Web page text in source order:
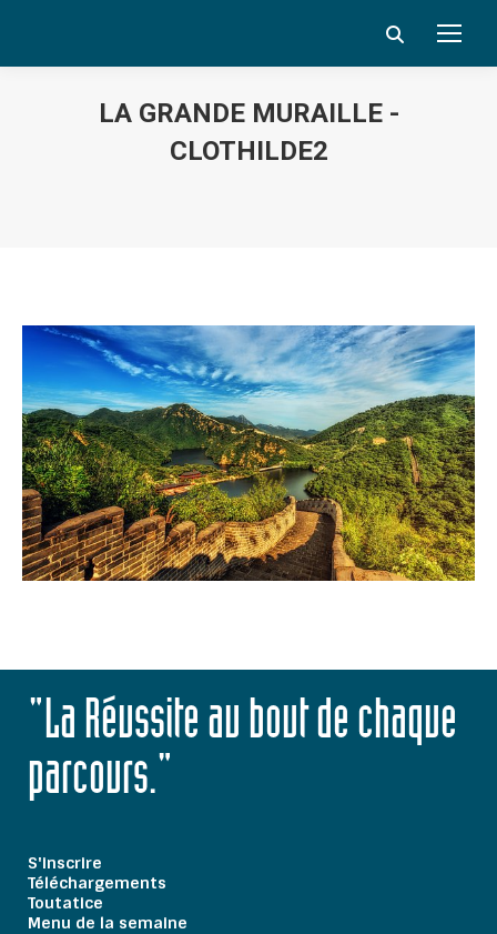
Search:
LA GRANDE MURAILLE -
CLOTHILDE2
"La Réussite au bout de chaque
parcours."
S'inscrire
Téléchargements
Toutatice
Menu de la semaine